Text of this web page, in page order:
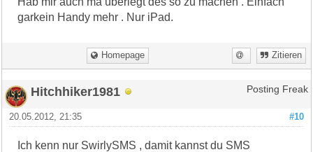
garkein Handy mehr . Nur iPad.
Homepage Zitieren
Hitchhiker1981 Posting Freak
#10
20.05.2012, 21:35
Ich kenn nur SwirlySMS , damit kannst du SMS